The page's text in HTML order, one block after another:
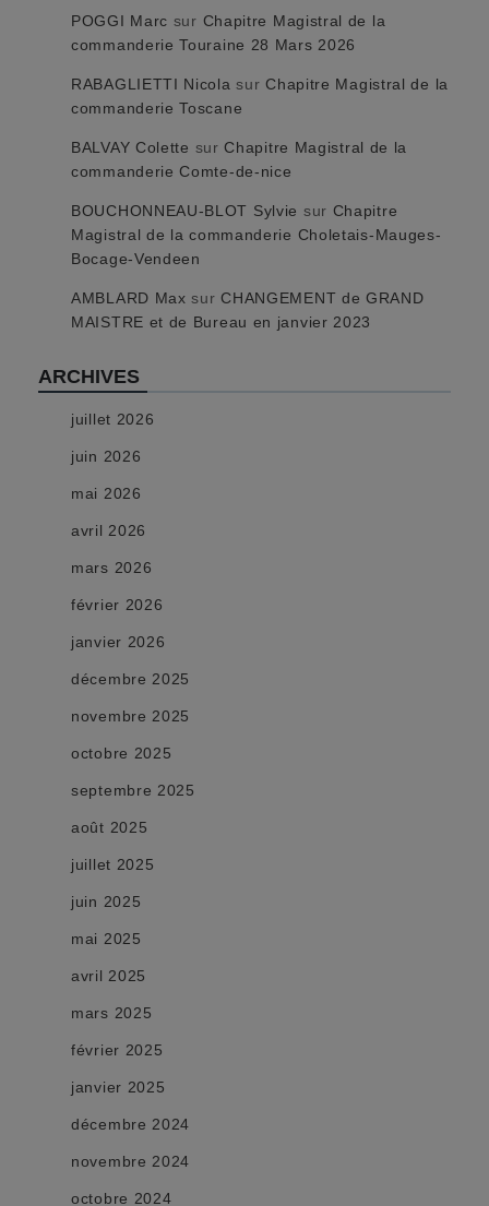
POGGI Marc sur Chapitre Magistral de la
commanderie Touraine 28 Mars 2026
RABAGLIETTI Nicola surChapitre Magistral de la
commanderie Toscane
BALVAY Colette surChapitre Magistral de la
commanderie Comte-de-nice
BOUCHONNEAU-BLOT Sylvie sur Chapitre
Magistral de la commanderie Choletais-Mauges-
Bocage-Vendeen
AMBLARD Max surCHANGEMENT de GRAND
MAISTRE et de Bureau en janvier 2023
ARCHIVES
juillet 2026
juin 2026
mai 2026
avril 2026
mars 2026
février 2026
janvier 2026
décembre 2025
novembre 2025
octobre 2025
septembre 2025
août 2025
juillet 2025
juin 2025
mai 2025
avril 2025
mars 2025
février 2025
janvier 2025
décembre 2024
novembre 2024
octobre 2024